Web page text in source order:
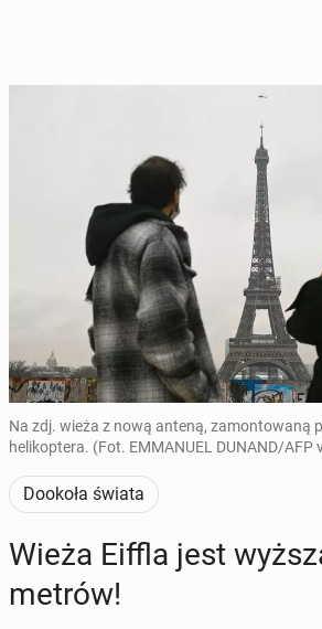
Na zdj. wieża z nową anteną, zamontowaną
helikoptera. (Fot. EMMANUEL DUNAND/AFP
Dookoła świata
Wieża Eiffla jest
metrów!